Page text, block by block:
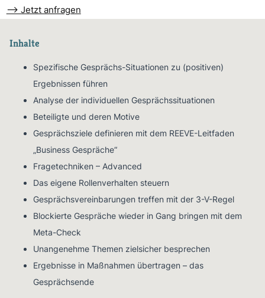
–> Jetzt anfragen
Inhalte
Spezifische Gesprächs-Situationen zu (positiven)
Ergebnissen führen
Analyse der individuellen Gesprächssituationen
Beteiligte und deren Motive
Gesprächsziele definieren mit dem REEVE-Leitfaden
„Business Gespräche“
Fragetechniken – Advanced
Das eigene Rollenverhalten steuern
Gesprächsvereinbarungen treffen mit der 3-V-Regel
Blockierte Gespräche wieder in Gang bringen mit dem
Meta-Check
Unangenehme Themen zielsicher besprechen
Ergebnisse in Maßnahmen übertragen – das
Gesprächsende